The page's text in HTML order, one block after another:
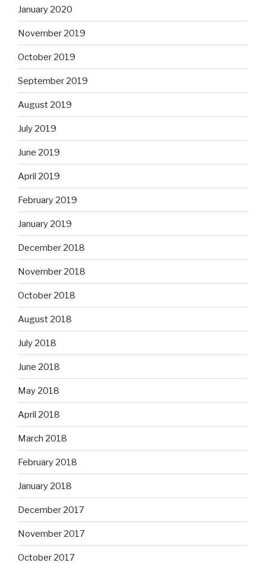
January 2020
November 2019
October 2019
September 2019
August 2019
July 2019
June 2019
April 2019
February 2019
January 2019
December 2018
November 2018
October 2018
August 2018
July 2018
June 2018
May 2018
April 2018
March 2018
February 2018
January 2018
December 2017
November 2017
October 2017